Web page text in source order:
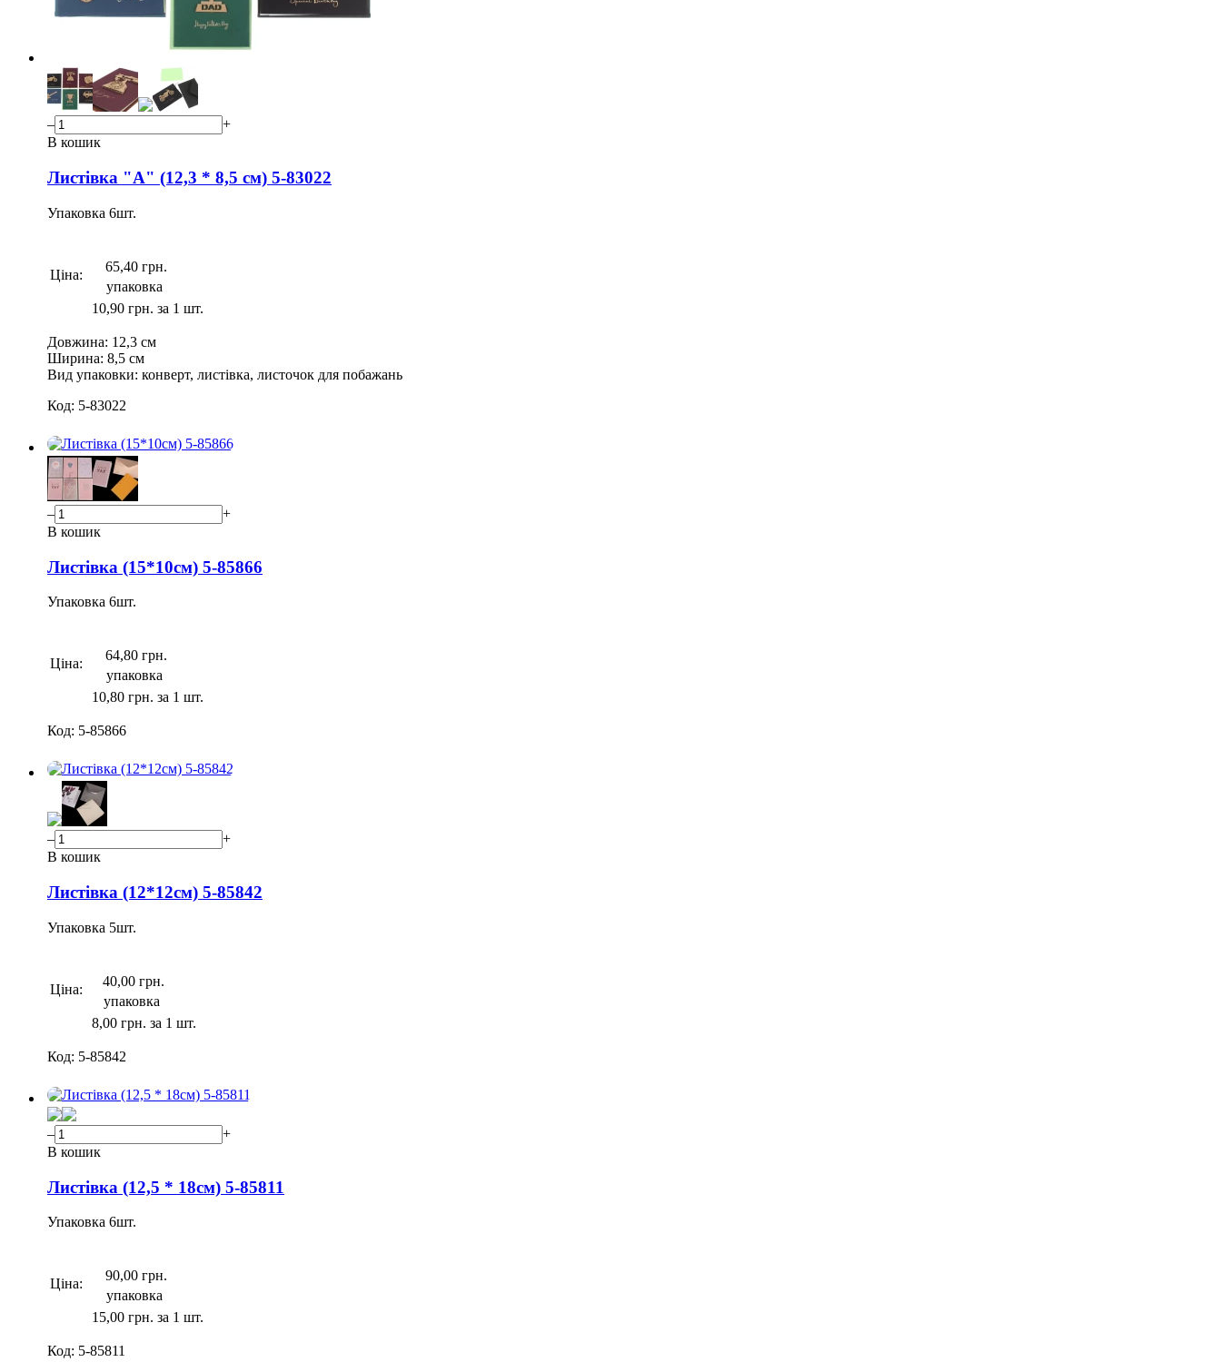
–
+
В кошик
Листівка "А" (12,3 * 8,5 см) 5-83022
Упаковка 6шт.
Ціна:
65,40 грн.
упаковка
10,90 грн. за 1 шт.
Довжина: 12,3 см
Ширина: 8,5 см
Вид упаковки: конверт, листівка, листочок для побажань
Код: 5-83022
–
+
В кошик
Листівка (15*10см) 5-85866
Упаковка 6шт.
Ціна:
64,80 грн.
упаковка
10,80 грн. за 1 шт.
Код: 5-85866
–
+
В кошик
Листівка (12*12см) 5-85842
Упаковка 5шт.
Ціна:
40,00 грн.
упаковка
8,00 грн. за 1 шт.
Код: 5-85842
–
+
В кошик
Листівка (12,5 * 18см) 5-85811
Упаковка 6шт.
Ціна:
90,00 грн.
упаковка
15,00 грн. за 1 шт.
Код: 5-85811